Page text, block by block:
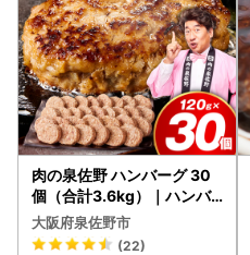
肉の泉佐野 ハンバーグ 30
個（合計3.6kg）｜ハンバ
ーグ 訳あり 黒毛和牛×なに
わポーク
大阪府泉佐野市
(22)